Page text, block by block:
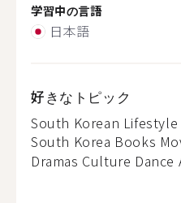
学習中の言語
日本語
好きなトピック
South Korean
South Korea Books
Dramas Culture Dance